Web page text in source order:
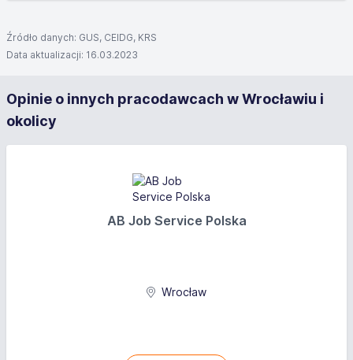
Źródło danych: GUS, CEIDG, KRS
Data aktualizacji: 16.03.2023
Opinie o innych pracodawcach w Wrocławiu i
okolicy
AB Job Service Polska
Wrocław